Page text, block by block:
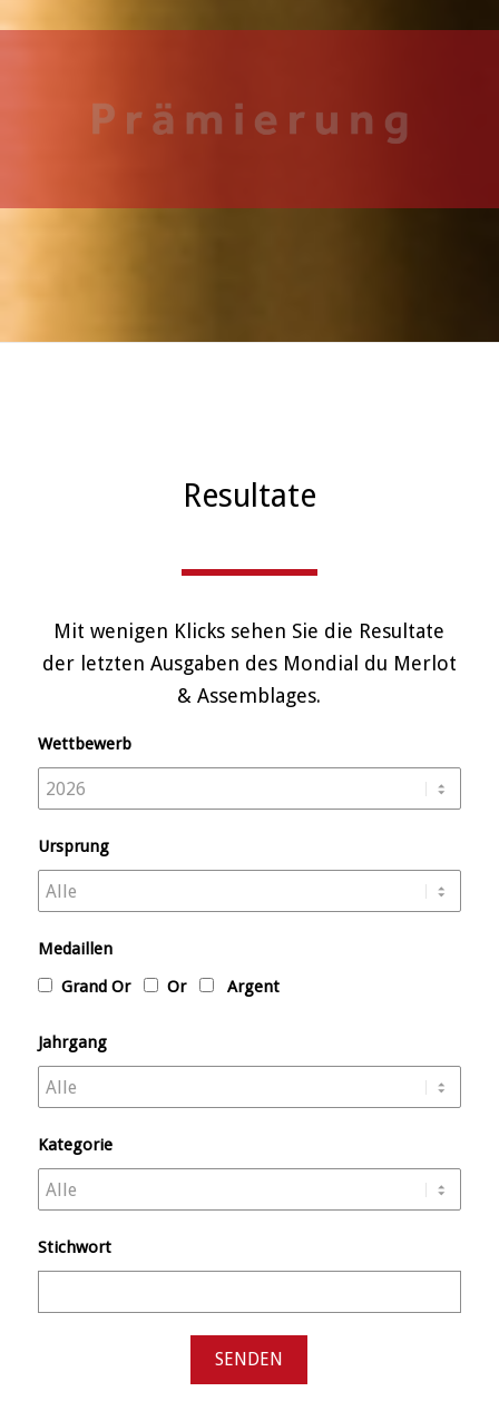
Resultate
Mit wenigen Klicks sehen Sie die Resultate
der letzten Ausgaben des Mondial du Merlot
& Assemblages.
Wettbewerb
Ursprung
Medaillen
Grand Or
Or Argent
Jahrgang
Kategorie
Stichwort